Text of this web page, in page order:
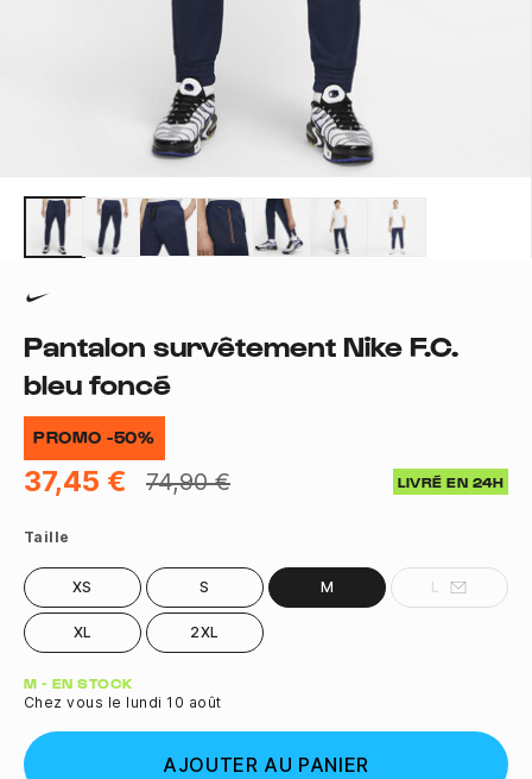
Pantalon survêtement Nike F.C.
bleu foncé
PROMO -50%
37,45 € 74,90 € LIVRÉ EN 24H
Taille
XS S M L
XL 2XL
Quantité
M - EN STOCK
Chez vous le lundi 10 août
AJOUTER AU PANIER